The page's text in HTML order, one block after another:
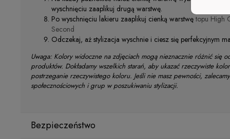
wyschnięciu zaaplikuj drugą warstwę.
Po wyschnięciu lakieru zaaplikuj cienką warstwę topu High
Second
Odczekaj, aż stylizacja wyschnie i ciesz się perfekcyjnym
Uwaga: Kolory widoczne na zdjęciach mogą nieznacznie różnić się
produktów. Dokładamy wszelkich starań, aby ukazać rzeczywiste
postrzeganie rzeczywistego koloru. Jeśli nie masz pewności,
społecznościowych i grup w poszukiwaniu stylizacji.
Bezpieczeństwo